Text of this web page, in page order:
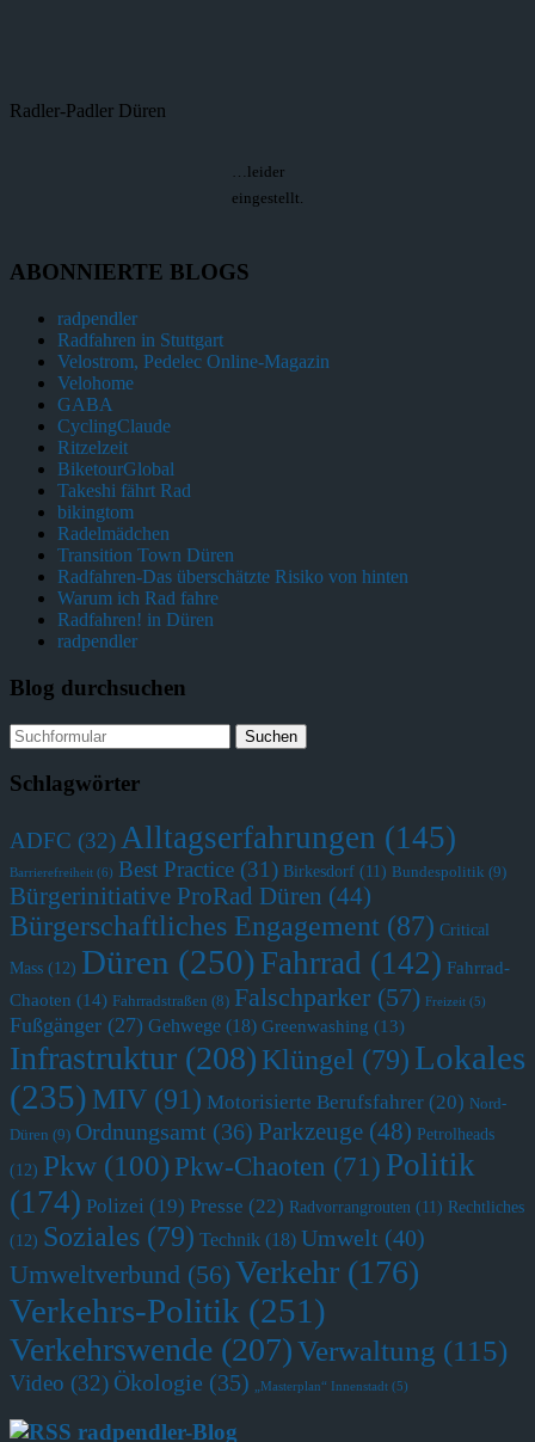
Radler-Padler Düren
…leider
eingestellt.
ABONNIERTE BLOGS
radpendler
Radfahren in Stuttgart
Velostrom, Pedelec Online-Magazin
Velohome
GABA
CyclingClaude
Ritzelzeit
BiketourGlobal
Takeshi fährt Rad
bikingtom
Radelmädchen
Transition Town Düren
Radfahren-Das überschätzte Risiko von hinten
Warum ich Rad fahre
Radfahren! in Düren
radpendler
Blog durchsuchen
Schlagwörter
ADFC (32)Alltagserfahrungen (145)
Barrierefreiheit (6) Best Practice (31) Birkesdorf (11) Bundespolitik (9)
Bürgerinitiative ProRad Düren (44)
Bürgerschaftliches Engagement (87) Critical
Mass (12) Düren (250) Fahrrad (142) Fahrrad-
Chaoten (14) Fahrradstraßen (8) Falschparker (57) Freizeit (5)
Fußgänger (27) Gehwege (18) Greenwashing (13)
Infrastruktur (208) Klüngel (79) Lokales
(235) MIV (91) Motorisierte Berufsfahrer (20) Nord-
Düren (9) Ordnungsamt (36) Parkzeuge (48) Petrolheads
(12) Pkw (100) Pkw-Chaoten (71) Politik
(174) Polizei (19) Presse (22) Radvorrangrouten (11) Rechtliches
(12) Soziales (79) Technik (18) Umwelt (40)
Umweltverbund (56)Verkehr (176)
Verkehrs-Politik (251)
Verkehrswende (207)Verwaltung (115)
Video (32) Ökologie (35) „Masterplan“ Innenstadt (5)
radpendler-Blog